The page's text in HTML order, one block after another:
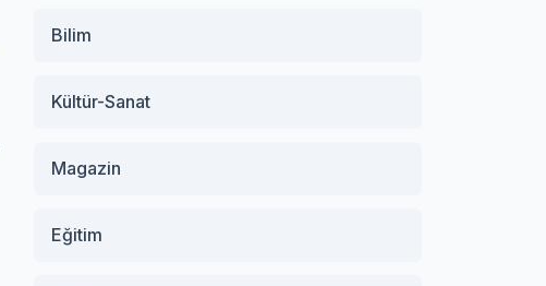
Bilim
Kültür-Sanat
Magazin
Eğitim